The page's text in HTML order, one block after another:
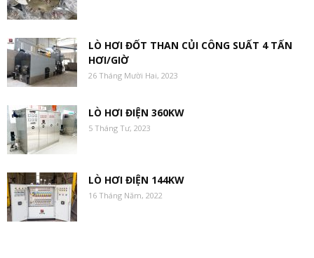
LÒ HƠI ĐỐT THAN CỦI CÔNG SUẤT 4 TẤN
HƠI/GIỜ
26 Tháng Mười Hai, 2023
LÒ HƠI ĐIỆN 360KW
5 Tháng Tư, 2023
LÒ HƠI ĐIỆN 144KW
16 Tháng Năm, 2022